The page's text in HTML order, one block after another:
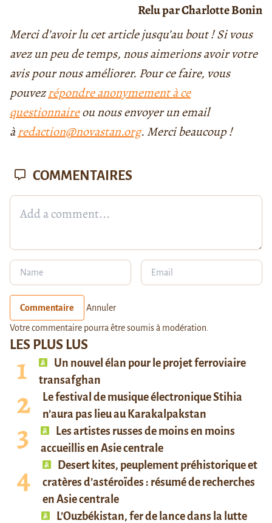
Relu par Charlotte Bonin
Merci d’avoir lu cet article jusqu’au bout ! Si vous
avez un peu de temps, nous aimerions avoir votre
avis pour nous améliorer. Pour ce faire, vous
pouvezrépondre anonymement à ce
questionnaireou nous envoyer un email
àredaction@novastan.org. Merci beaucoup !
LES PLUS LUS
Un nouvel élan pour le projet ferroviaire
transafghan
Le festival de musique électronique Stihia
n’aura pas lieu au Karakalpakstan
Les artistes russes de moins en moins
accueillis en Asie centrale
Desert kites, peuplement préhistorique et
cratères d’astéroïdes : résumé de recherches
en Asie centrale
L’Ouzbékistan, fer de lance dans la lutte
COMMENTAIRES
Commentaire Annuler
Votre commentaire pourra être soumis à modération.